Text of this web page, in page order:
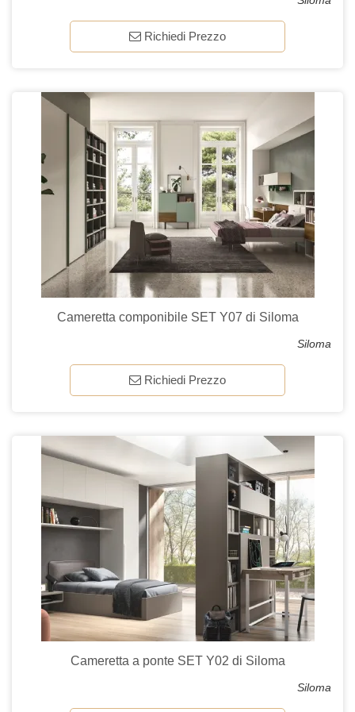
Richiedi Prezzo
Cameretta componibile SET Y07 di Siloma
Siloma
Richiedi Prezzo
Cameretta a ponte SET Y02 di Siloma
Siloma